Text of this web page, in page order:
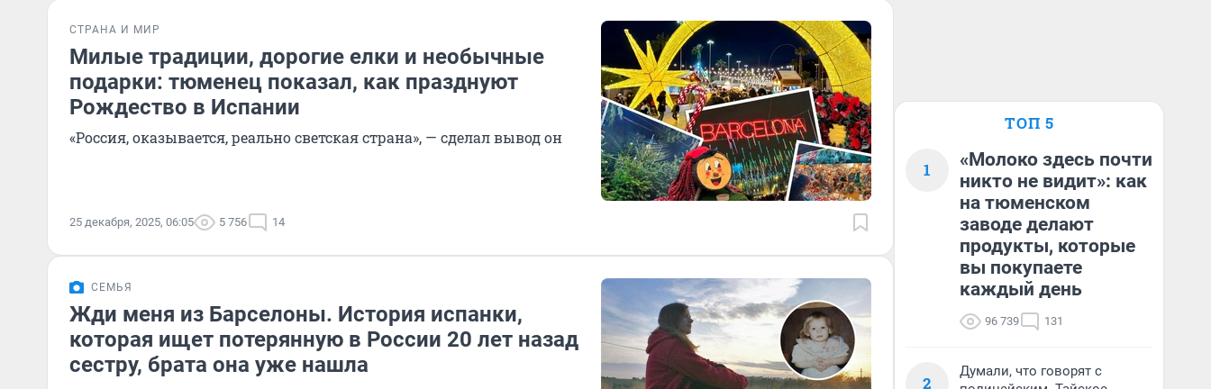
СТРАНА И МИР
Милые традиции, дорогие елки и необычные
подарки: тюменец показал, как празднуют
Рождество в Испании
«Россия, оказывается, реально светская страна», — сделал вывод он
25 декабря, 2025, 06:05 5 756 14
СЕМЬЯ
Жди меня из Барселоны. История испанки,
которая ищет потерянную в России 20 лет назад
сестру, брата она уже нашла
ТОП 5
1
«Молоко здесь почти
никто не видит»: как
на тюменском
заводе делают
продукты, которые
вы покупаете
каждый день
96 739 131
2
Думали, что говорят с